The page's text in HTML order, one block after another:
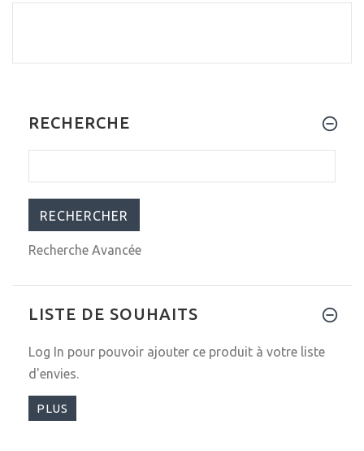
RECHERCHE
Recherche Avancée
LISTE DE SOUHAITS
Log In pour pouvoir ajouter ce produit à votre liste
d'envies.
PLUS